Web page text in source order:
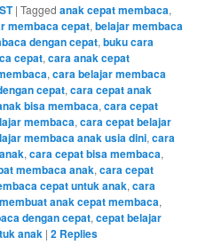
|Tagged anak cepat membaca,
membaca cepat,belajar membaca
dengan cepat,buku cara
cepat,cara anak cepat
,cara belajar membaca
cepat,cara cepat anak
bisa membaca,cara cepat
membaca,cara cepat belajar
membaca anak usia dini,cara
,cara cepat bisa membaca,
membaca anak,cara cepat
cepat untuk anak,cara
anak cepat membaca,
dengan cepat,cepat belajar
anak |2 Replies